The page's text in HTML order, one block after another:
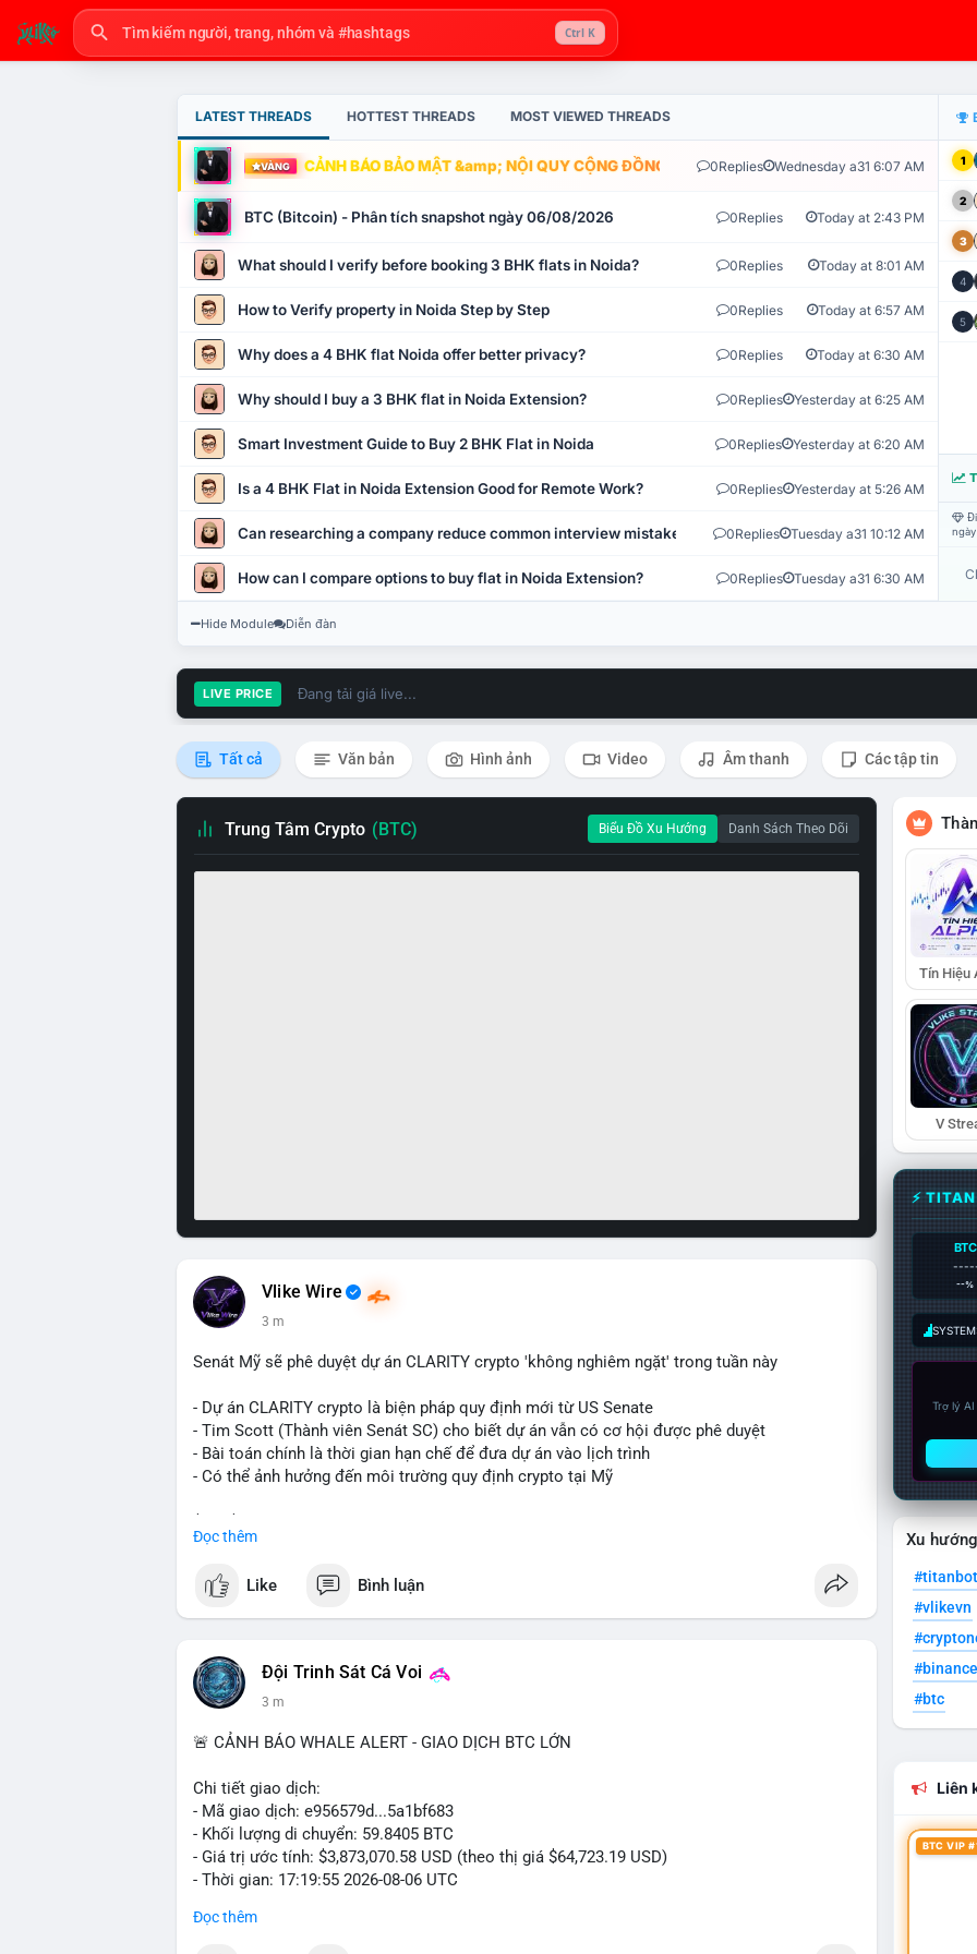
Ctrl K
LATEST THREADS HOTTEST THREADS MOST VIEWED THREADS
VÀNG CẢNH BÁO BẢO MẬT &amp; NỘI QUY CỘNG ĐỒNG VLIKE.VN: HỆ THỐNG GIÁM SÁT TỰ
0Replies Wednesday a31 6:07 AM
BTC (Bitcoin) - Phân tích snapshot ngày 06/08/2026 0Replies Today at 2:43 PM
What should I verify before booking 3 BHK flats in Noida? 0Replies Today at 8:01 AM
How to Verify property in Noida Step by Step 0Replies Today at 6:57 AM
Why does a 4 BHK flat Noida offer better privacy? 0Replies Today at 6:30 AM
Why should I buy a 3 BHK flat in Noida Extension? 0Replies Yesterday at 6:25 AM
Smart Investment Guide to Buy 2 BHK Flat in Noida 0Replies Yesterday at 6:20 AM
Is a 4 BHK Flat in Noida Extension Good for Remote Work? 0Replies Yesterday at 5:26 AM
Can researching a company reduce common interview mistakes? 0Replies Tuesday a31 10:12 AM
How can I compare options to buy flat in Noida Extension? 0Replies Tuesday a31 6:30 AM
1
2
3
4
5
Hide Module Diễn đàn
LIVE PRICE Đang tải giá live...
Tất cả Văn bản Hình ảnh Video Âm thanh Các tập tin
Trung Tâm Crypto (BTC) Biểu Đồ Xu Hướng Danh Sách Theo Dõi
Vlike Wire
3 m
Senát Mỹ sẽ phê duyệt dự án CLARITY crypto 'không nghiêm ngặt' trong tuần này
- Dự án CLARITY crypto là biện pháp quy định mới từ US Senate
- Tim Scott (Thành viên Senát SC) cho biết dự án vẫn có cơ hội được phê duyệt
- Bài toán chính là thời gian hạn chế để đưa dự án vào lịch trình
- Có thể ảnh hưởng đến môi trường quy định crypto tại Mỹ
📰 Nguồn: Cointelegraph
Đọc thêm
Like Bình luận
Đội Trinh Sát Cá Voi
3 m
🚨 CẢNH BÁO WHALE ALERT - GIAO DỊCH BTC LỚN
Chi tiết giao dịch:
- Mã giao dịch: e956579d...5a1bf683
- Khối lượng di chuyển: 59.8405 BTC
- Giá trị ước tính: $3,873,070.58 USD (theo thị giá $64,723.19 USD)
- Thời gian: 17:19:55 2026-08-06 UTC
Một khối lượng 59.84 BTC trị giá gần 3.9 triệu USD vừa được kích hoạt di chuyển trong
Đọc thêm
Tín Hiệu
V
⚡
BTC
--%
Trợ lý
Xu
#titanbot
#vlikevn
#btc
Liên
BTC VIP